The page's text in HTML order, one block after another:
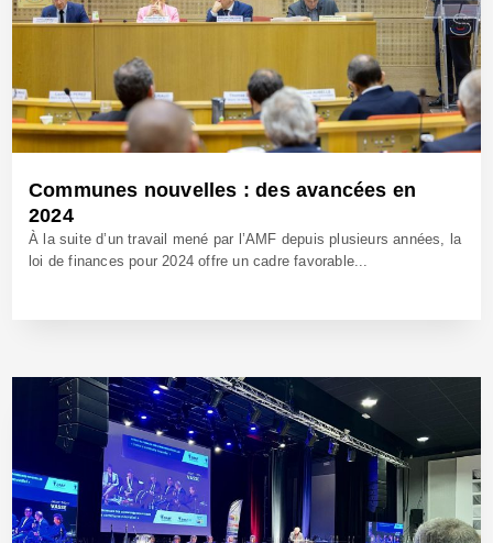
Communes nouvelles : des avancées en
2024
À la suite d’un travail mené par l’AMF depuis plusieurs années, la
loi de finances pour 2024 offre un cadre favorable...
21 Fév 2024 - Réf: BW42128